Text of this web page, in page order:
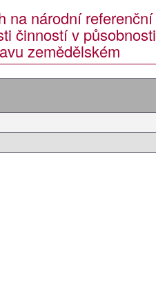
na národní referenční
činností v
zemědělském